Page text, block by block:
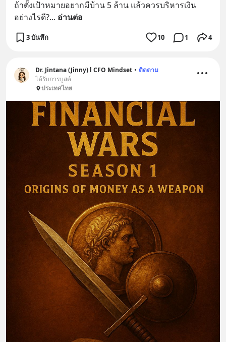
ถ้าตั้งเป้าหมายอยากมีบ้าน 5 ล้าน แล้วควรบริหารเงิน
อย่างไรดี?... อ่านต่อ
3 บันทึก 10 1 4
Dr. Jintana (Jinny) l CFO Mindset • ติดตาม
ได้รับการบูสต์
ประเทศไทย